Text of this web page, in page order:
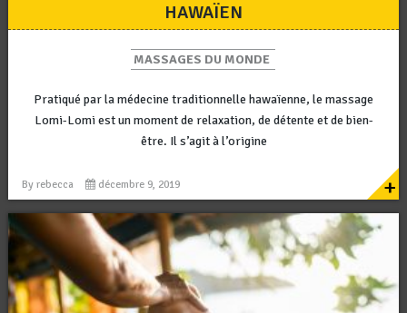
HAWAÏEN
MASSAGES DU MONDE
Pratiqué par la médecine traditionnelle hawaïenne, le massage
Lomi-Lomi est un moment de relaxation, de détente et de bien-
être. Il s’agit à l’origine
By rebecca décembre 9, 2019 +